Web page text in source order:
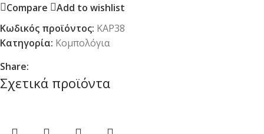
Compare
Add to wishlist
Κωδικός προϊόντος: KAP38
Κατηγορία: Κομπολόγια
Share:
Σχετικά προϊόντα